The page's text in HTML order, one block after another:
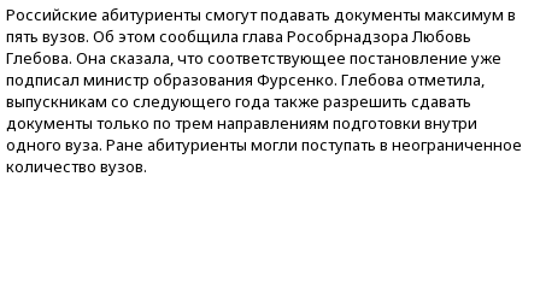
Российские абитуриенты смогут подавать документы максимум в
пять вузов. Об этом сообщила глава Рособрнадзора Любовь
Глебова. Она сказала, что соответствующее постановление уже
подписал министр образования Фурсенко. Глебова отметила,
выпускникам со следующего года также разрешить сдавать
документы только по трем направлениям подготовки внутри
одного вуза. Ране абитуриенты могли поступать в неограниченное
количество вузов.